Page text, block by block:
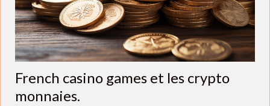
French casino games et les crypto
monnaies.